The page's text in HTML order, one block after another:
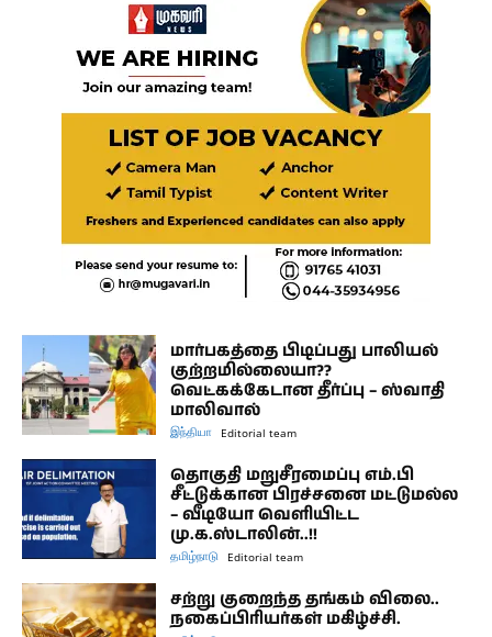
மார்பகத்தை பிடிப்பது பாலியல்
குற்றமில்லையா??
வெட்கக்கேடான தீர்ப்பு – ஸ்வாதி
மாலிவால்
இந்தியா Editorial team
தொகுதி மறுசீரமைப்பு எம்.பி
சீட்டுக்கான பிரச்சனை மட்டுமல்ல
– வீடியோ வெளியிட்ட
மு.க.ஸ்டாலின்..!!
தமிழ்நாடு Editorial team
சற்று குறைந்த தங்கம் விலை..
நகைப்பிரியர்கள் மகிழ்ச்சி.